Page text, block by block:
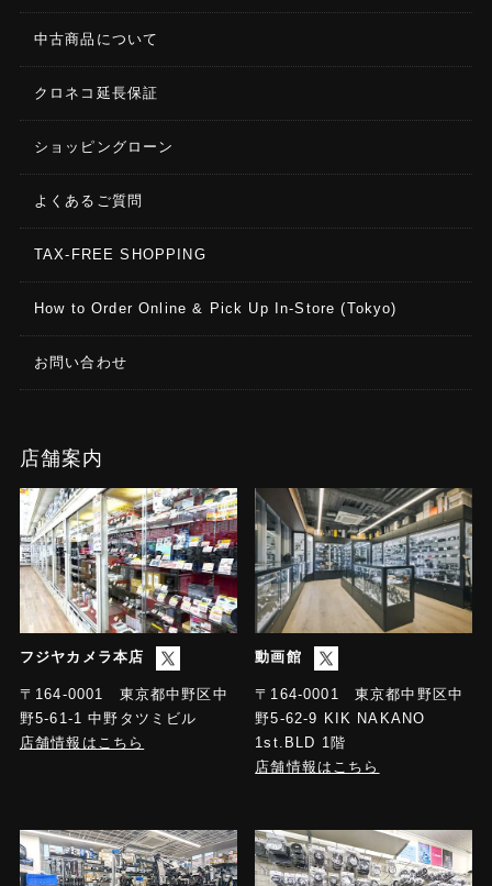
中古商品について
クロネコ延長保証
ショッピングローン
よくあるご質問
TAX-FREE SHOPPING
How to Order Online & Pick Up In-Store (Tokyo)
お問い合わせ
店舗案内
フジヤカメラ本店
〒164-0001 東京都中野区中
野5-61-1 中野タツミビル
店舗情報はこちら
動画館
〒164-0001 東京都中野区中
野5-62-9 KIK NAKANO
1st.BLD 1階
店舗情報はこちら